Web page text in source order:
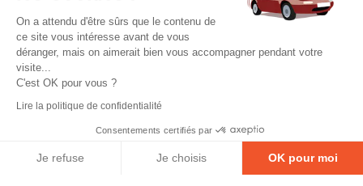
contact@byautopassion.com
04 74 87 05 41
© 2026 By AutoPassion,Poivre & sell
Mentions légales Politique de confidentialité Gestion des cookies
On a attendu d'être sûrs que le contenu de
ce site vous intéresse avant de vous
déranger, mais on aimerait bien vous accompagner pendant votre
visite...
C'est OK pour vous ?
Lire la politique de confidentialité
Consentements certifiés par
Je refuse Je choisis OK pour moi